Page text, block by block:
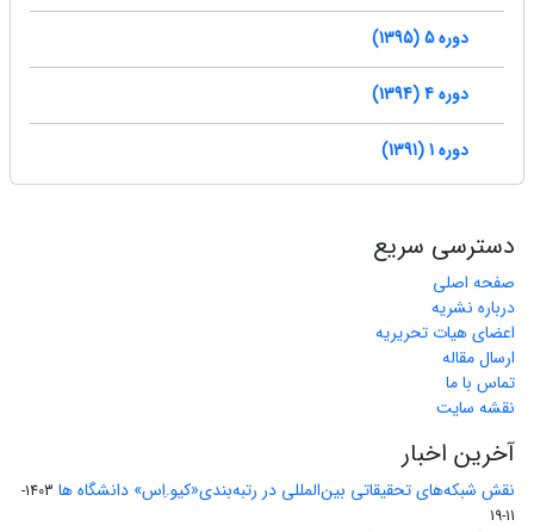
دوره 5 (1395)
دوره 4 (1394)
دوره 1 (1391)
دسترسی سریع
صفحه اصلی
درباره نشریه
اعضای هیات تحریریه
ارسال مقاله
تماس با ما
نقشه سایت
آخرین اخبار
نقش شبکه‌های تحقیقاتی بین‌المللی در رتبه‌بندی«کیو.اِس» دانشگاه ها
1403-
11-19